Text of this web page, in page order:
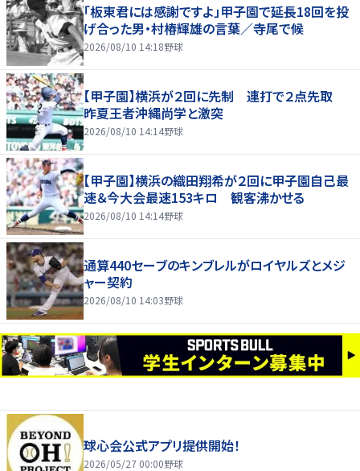
「板東君には感謝ですよ」甲子園で延長18回を投
げ合った男・村椿輝雄の言葉／寺尾で候
2026/08/10 14:18野球
【甲子園】横浜が２回に先制 連打で２点先取
昨夏王者沖縄尚学と激突
2026/08/10 14:14野球
【甲子園】横浜の織田翔希が２回に甲子園自己最
速＆今大会最速153キロ 観客沸かせる
2026/08/10 14:14野球
通算440セーブのキンブレルがロイヤルズとメジ
ャー契約
2026/08/10 14:03野球
球心会公式アプリ提供開始！
2026/05/27 00:00野球